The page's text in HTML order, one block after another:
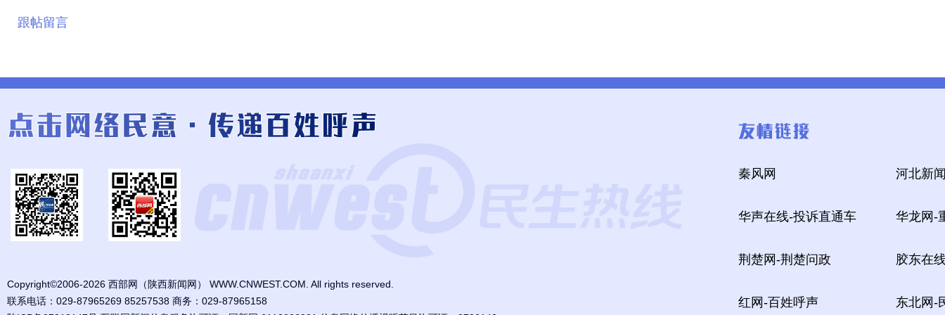
跟帖留言
Copyright©2006-2026 西部网（陕西新闻网） WWW.CNWEST.COM. All rights reserved.
联系电话：029-87965269 85257538 商务：029-87965158
秦风网 河北新
华声在线-投诉直通车 华龙网-
荆楚网-荆楚问政 胶东在
红网-百姓呼声 东北网-